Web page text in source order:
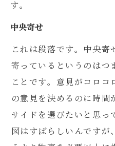
す。
中央寄せ
これは段落です。中央寄
寄っているというのはつ
ことです。意見がコロコ
の意見を決めるのに時間
サイドを選びたいと思っ
図はすばらしいんですが